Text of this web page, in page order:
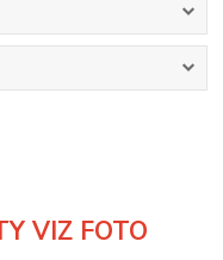
VIZ FOTO